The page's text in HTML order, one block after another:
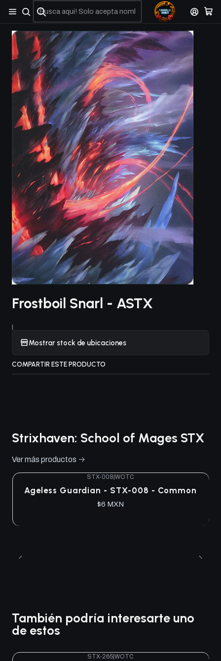
No olviden reportar sus depositos y transferencias por Whatsapp
Frostboil Snarl - ASTX
|
Mostrar stock de ubicaciones
COMPARTIR ESTE PRODUCTO
Strixhaven: School of Mages STX
Ver más productos
STX-008 WOTC
Ageless Guardian - STX-008 - Common
$6 MXN
También podría interesarte uno
de estos
STX-265 WOTC